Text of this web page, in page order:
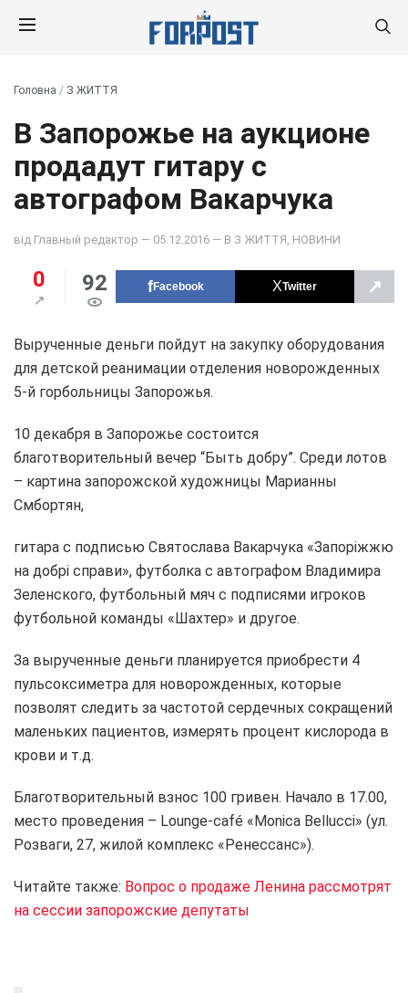
Головна / З ЖИТТЯ
В Запорожье на аукционе
продадут гитару с
автографом Вакарчука
від Главный редактор — 05.12.2016 — В З ЖИТТЯ НОВИНИ
0 92 Facebook Twitter ↗
Вырученные деньги пойдут на закупку оборудования
для детской реанимации отделения новорожденных
5-й горбольницы Запорожья.
10 декабря в Запорожье состоится
благотворительный вечер “Быть добру”. Среди лотов
– картина запорожской художницы Марианны
Смбортян,
гитара с подписью Святослава Вакарчука «Запоріжжю
на добрі справи», футболка с автографом Владимира
Зеленского, футбольный мяч с подписями игроков
футбольной команды «Шахтер» и другое.
За вырученные деньги планируется приобрести 4
пульсоксиметра для новорожденных, которые
позволят следить за частотой сердечных сокращений
маленьких пациентов, измерять процент кислорода в
крови и т.д.
Благотворительный взнос 100 гривен. Начало в 17.00,
место проведения – Lounge-café «Monica Bellucci» (ул.
Розваги, 27, жилой комплекс «Ренессанс»).
Читайте также: Вопрос о продаже Ленина рассмотрят
на сессии запорожские депутаты